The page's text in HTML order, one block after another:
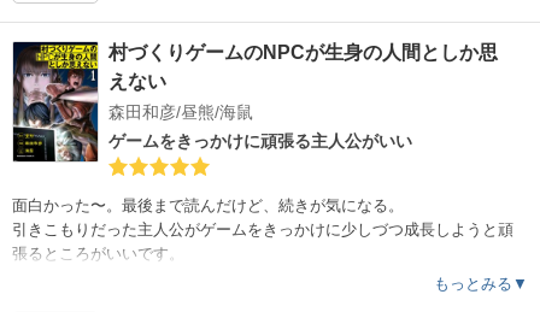
さには確かにこれは彼しか運用できないと思わされます。また、原作の
戦術もいくつか変更してより3次元的になっています。これは原作と書か
れた時代が違っていて、より宇宙戦闘物の理解度が進んだことによるも
のなのでしょうね。
18巻分から掲載誌が週刊誌から月刊誌に変更になった様で、絵がとても
綺麗になっています。おかげで１番のクライマックスとも言えるバーミ
リオン会戦が超画力で見れてよかったです。
村づくりゲームのNPCが生身の人間としか思
えない
森田和彦/昼熊/海鼠
ゲームをきっかけに頑張る主人公がいい
面白かった〜。最後まで読んだけど、続きが気になる。
引きこもりだった主人公がゲームをきっかけに少しづつ成長しようと頑
張るところがいいです。
ゲームの中の村人に勇気をもらって一歩踏み出していって、成長してい
もっとみる▼